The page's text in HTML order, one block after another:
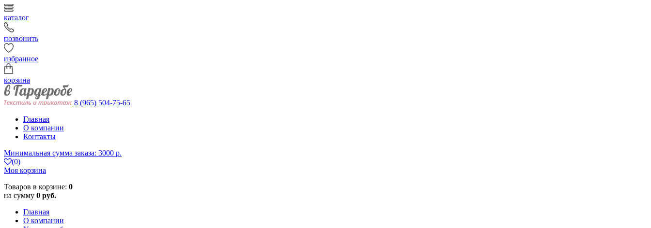
каталог
позвонить
избранное
корзина
8 (965) 504-75-65
Главная
О компании
Контакты
Минимальная сумма заказа: 3000 р.
(0)
Моя корзина
Товаров в корзине: 0
на сумму 0 руб.
Главная
О компании